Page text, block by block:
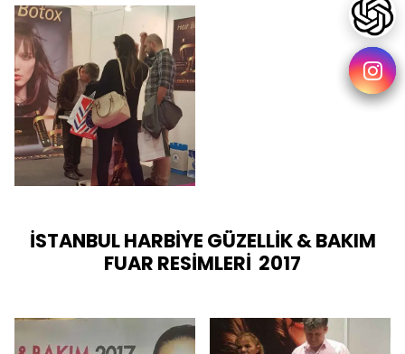
İSTANBUL HARBİYE GÜZELLİK & BAKIM
FUAR RESİMLERİ 2017